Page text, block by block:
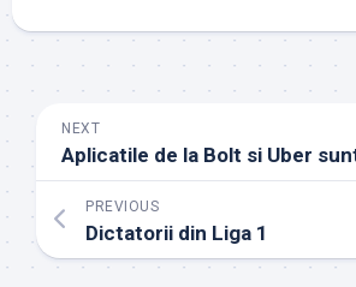
NEXT
PREVIOUS
Dictatorii din Liga 1